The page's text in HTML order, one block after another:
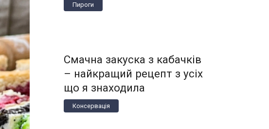
Пироги
Смачна закуска з кабачків
– найкращий рецепт з усіх
що я знаходила
Консервація